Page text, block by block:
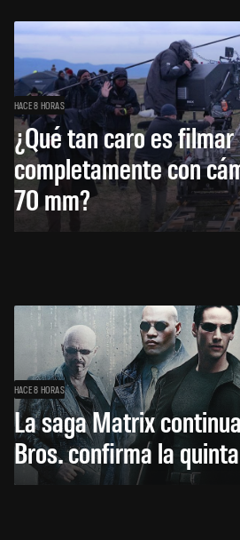
HACE 8 HORAS
¿Qué tan caro es
completamente con
70 mm?
HACE 8 HORAS
La saga Matrix
Bros. confirma la